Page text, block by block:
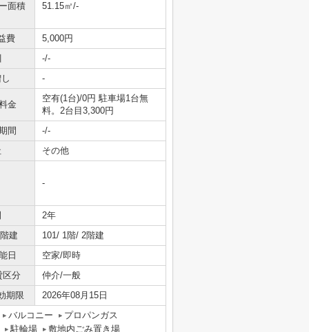
面積 51.15㎡/-
費
5,000円
-/-
-
金
空有(1台)/0円 駐車場1台無
料。2台目3,300円
間
-/-
その他
-
2年
建
101/ 1階/ 2階建
日
空家/即時
区分
仲介/一般
期限
2026年08月15日
バルコニー
プロパンガス
駐輪場
敷地内ごみ置き場